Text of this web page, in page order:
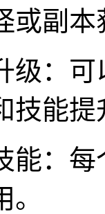
或副本
级：
技能提
能：